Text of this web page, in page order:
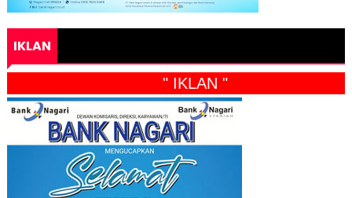
IKLAN
" IKLAN "